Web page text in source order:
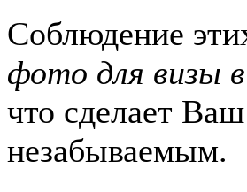
Соблюдение
фото для визы
что сделает
незабываемым.